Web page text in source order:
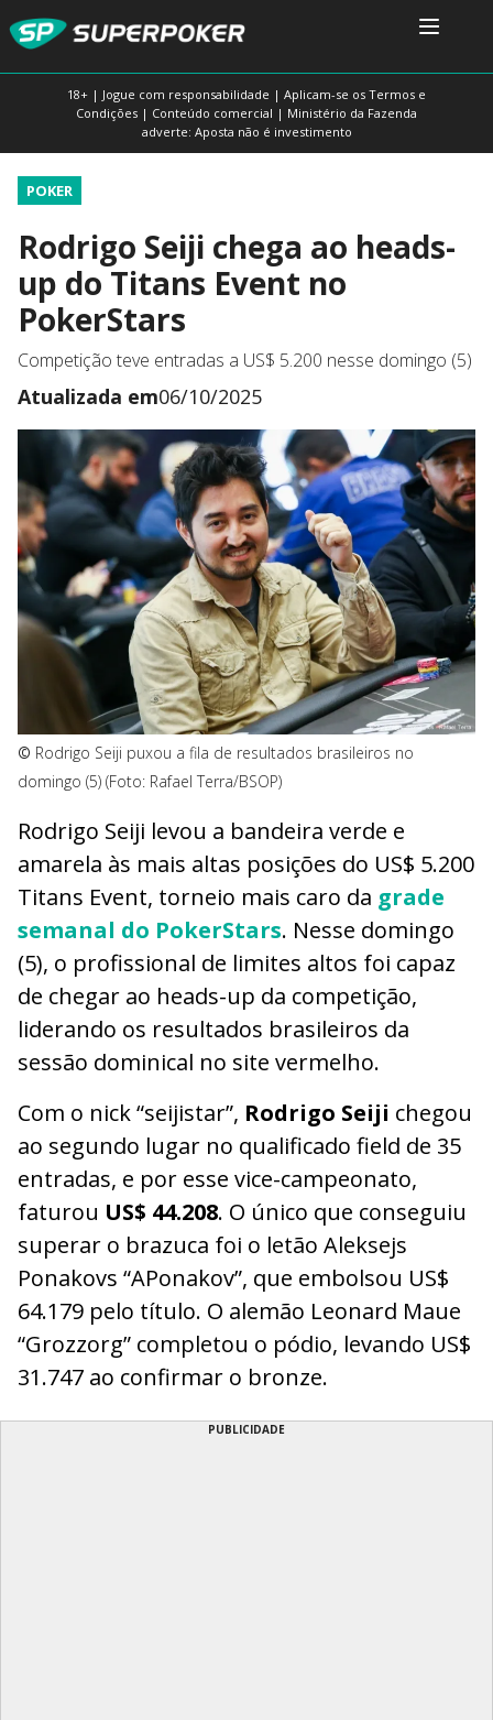
18+ | Jogue com responsabilidade | Aplicam-se os Termos e
Condições | Conteúdo comercial | Ministério da Fazenda
adverte: Aposta não é investimento
POKER
Rodrigo Seiji chega ao heads-
up do Titans Event no
PokerStars
Competição teve entradas a US$ 5.200 nesse domingo (5)
Atualizada em06/10/2025
© Rodrigo Seiji puxou a fila de resultados brasileiros no
domingo (5) (Foto: Rafael Terra/BSOP)
Rodrigo Seiji levou a bandeira verde e
amarela às mais altas posições do US$ 5.200
Titans Event, torneio mais caro da grade
semanal do PokerStars. Nesse domingo
(5), o profissional de limites altos foi capaz
de chegar ao heads-up da competição,
liderando os resultados brasileiros da
sessão dominical no site vermelho.
Com o nick “seijistar”, Rodrigo Seiji chegou
ao segundo lugar no qualificado field de 35
entradas, e por esse vice-campeonato,
faturou US$ 44.208. O único que conseguiu
superar o brazuca foi o letão Aleksejs
Ponakovs “APonakov”, que embolsou US$
64.179 pelo título. O alemão Leonard Maue
“Grozzorg” completou o pódio, levando US$
31.747 ao confirmar o bronze.
PUBLICIDADE